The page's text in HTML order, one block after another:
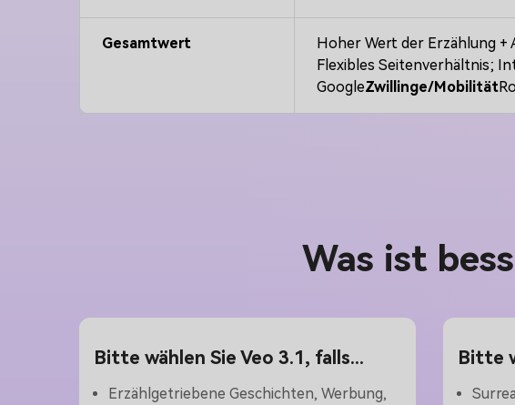
Gesamtwert
Hoher Wert der Erzählung +
Flexibles Seitenverhältnis;
GoogleZwillinge/Mobilität
Was ist
Bitte wählen Sie Veo 3.1, falls...
Erzählgetriebene Geschichten, Werbung,
Bitte